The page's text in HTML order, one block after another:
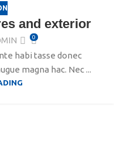
and exterior
0
habi tasse donec
magna hac. Nec ...